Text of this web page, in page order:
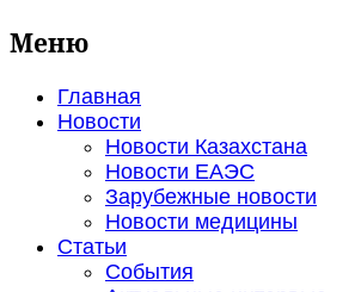
Меню
Главная
Новости
Новости Казахстана
Новости ЕАЭС
Зарубежные новости
Новости медицины
Статьи
События